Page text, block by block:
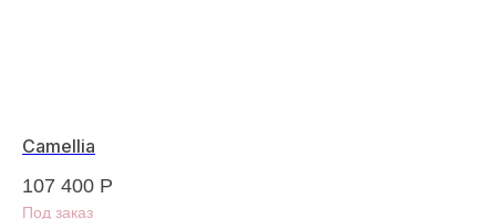
Camellia
107 400 Р